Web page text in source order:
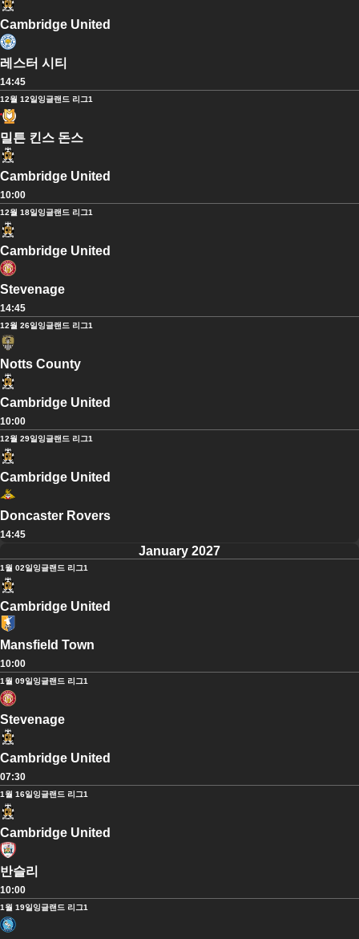
Cambridge United
레스터 시티
14:45
12월 12일잉글랜드 리그1
밀튼 킨스 돈스
Cambridge United
10:00
12월 18일잉글랜드 리그1
Cambridge United
Stevenage
14:45
12월 26일잉글랜드 리그1
Notts County
Cambridge United
10:00
12월 29일잉글랜드 리그1
Cambridge United
Doncaster Rovers
14:45
January 2027
1월 02일잉글랜드 리그1
Cambridge United
Mansfield Town
10:00
1월 09일잉글랜드 리그1
Stevenage
Cambridge United
07:30
1월 16일잉글랜드 리그1
Cambridge United
반슬리
10:00
1월 19일잉글랜드 리그1